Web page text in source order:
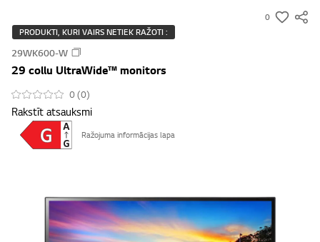
0
s
PRODUKTI, KURI VAIRS NETIEK RAŽOTI :
29WK600-W
29 collu UltraWide™ monitors
0 (0)
Rakstīt atsauksmi
Ražojuma informācijas lapa